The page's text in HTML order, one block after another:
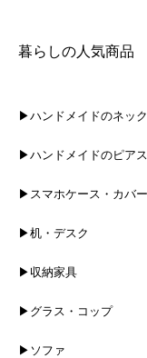
暮らしの人気商品
▶ハンドメイドのネッ
▶ハンドメイドのピア
▶スマホケース・カバー
▶机・デスク
▶収納家具
▶グラス・コップ
▶ソファ